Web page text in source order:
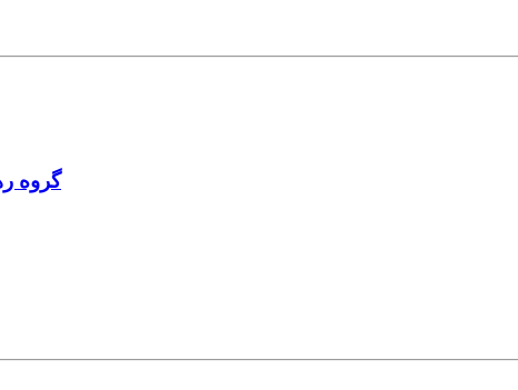
گروه